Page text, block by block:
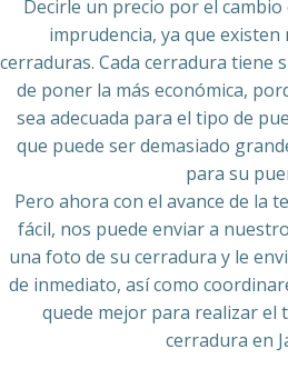
Decirle un precio por el
imprudencia, ya que existen
cerraduras. Cada cerradura tiene
de poner la más económica,
sea adecuada para el tipo de
que puede ser demasiado
para su
Pero ahora con el avance de la
fácil, nos puede enviar a
una foto de su cerradura y le
de inmediato, así como
quede mejor para realizar el
cerradura en